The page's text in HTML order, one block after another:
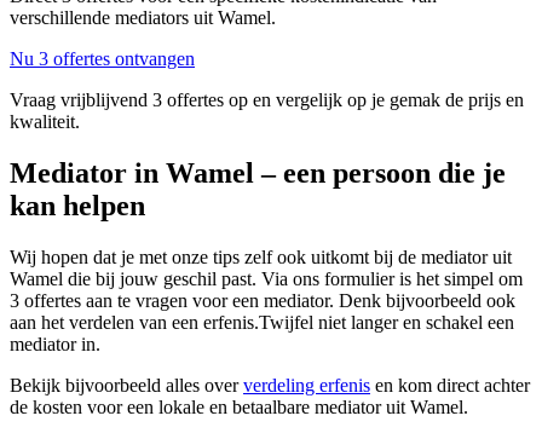
verschillende mediators uit Wamel.
Nu 3 offertes ontvangen
Vraag vrijblijvend 3 offertes op en vergelijk op je gemak de prijs en
kwaliteit.
Mediator in Wamel – een persoon die je
kan helpen
Wij hopen dat je met onze tips zelf ook uitkomt bij de mediator uit
Wamel die bij jouw geschil past. Via ons formulier is het simpel om
3 offertes aan te vragen voor een mediator. Denk bijvoorbeeld ook
aan het verdelen van een erfenis.Twijfel niet langer en schakel een
mediator in.
Bekijk bijvoorbeeld alles oververdeling erfenis en kom direct achter
de kosten voor een lokale en betaalbare mediator uit Wamel.